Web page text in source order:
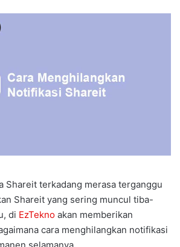
Shareit terkadang merasa terganggu
Shareit yang sering muncul tiba-
di EzTekno akan memberikan
cara menghilangkan notifikasi